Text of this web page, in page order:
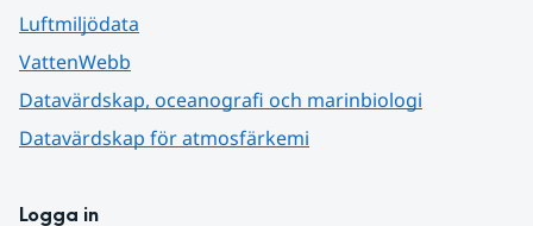
Luftmiljödata
VattenWebb
Datavärdskap, oceanografi och marinbiologi
Datavärdskap för atmosfärkemi
Logga in